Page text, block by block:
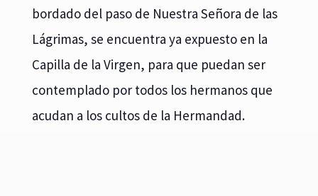
bordado del paso de Nuestra Señora de las
Lágrimas, se encuentra ya expuesto en la
Capilla de la Virgen, para que puedan ser
contemplado por todos los hermanos que
acudan a los cultos de la Hermandad.